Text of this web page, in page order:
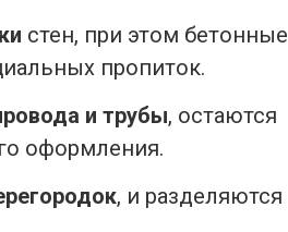
стен, при этом бетонные
пропиток.
и трубы, остаются
оформления.
, и разделяются